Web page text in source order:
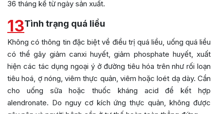
36 tháng kể từ ngày sản xuất.
13Tình trạng quá liều
Không có thông tin đặc biệt về điều trị quá liều, uống quá liều
có thể gây giảm canxi huyết, giảm phosphate huyết, xuất
hiện các tác dụng ngoại ý ở đường tiêu hóa trên như rối loạn
tiêu hoá, ợ nóng, viêm thực quản, viêm hoặc loét dạ dày. Cần
cho uống sữa hoặc thuốc kháng acid để kết hợp
alendronate. Do nguy cơ kích ứng thực quản, không được